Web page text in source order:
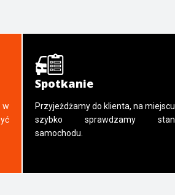
w
Spotkanie
Przyjeżdżamy do klienta, na miejscu
szybko sprawdzamy stan
samochodu.